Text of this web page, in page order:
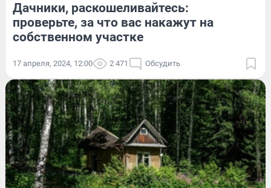
Дачники, раскошеливайтесь:
проверьте, за что вас накажут на
собственном участке
17 апреля, 2024, 12:00 2 471 Обсудить